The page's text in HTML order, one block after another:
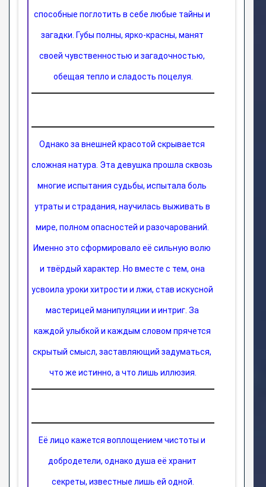
способные поглотить в себе любые тайны и
загадки. Губы полны, ярко-красны, манят
своей чувственностью и загадочностью,
обещая тепло и сладость поцелуя.
Однако за внешней красотой скрывается
сложная натура. Эта девушка прошла сквозь
многие испытания судьбы, испытала боль
утраты и страдания, научилась выживать в
мире, полном опасностей и разочарований.
Именно это сформировало её сильную волю
и твёрдый характер. Но вместе с тем, она
усвоила уроки хитрости и лжи, став искусной
мастерицей манипуляции и интриг. За
каждой улыбкой и каждым словом прячется
скрытый смысл, заставляющий задуматься,
что же истинно, а что лишь иллюзия.
Её лицо кажется воплощением чистоты и
добродетели, однако душа её хранит
секреты, известные лишь ей одной.